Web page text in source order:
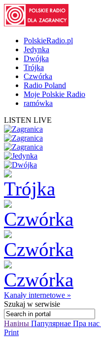
PolskieRadio.pl
Jedynka
Dwójka
Trójka
Czwórka
Radio Poland
Moje Polskie Radio
ramówka
LISTEN LIVE
Kanały internetowe »
Szukaj w serwisie
Навіны Папулярнае Пра нас
Print